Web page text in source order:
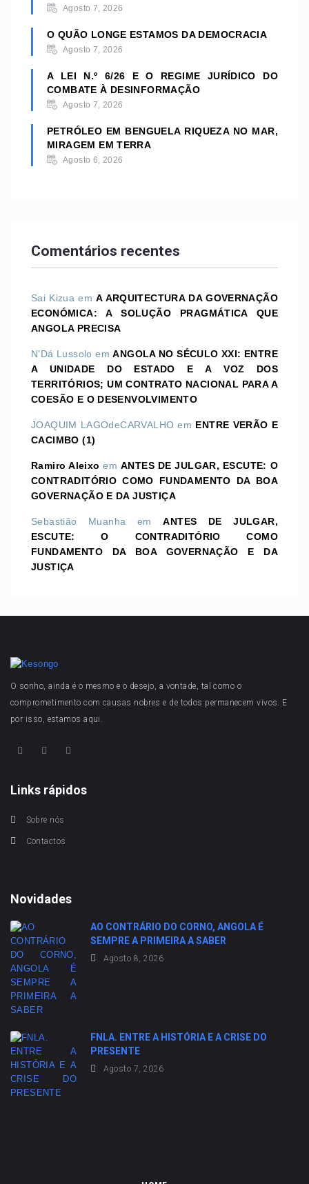
Agosto 7, 2026
O QUÃO LONGE ESTAMOS DA DEMOCRACIA
Agosto 7, 2026
A LEI N.º 6/26 E O REGIME JURÍDICO DO
COMBATE À DESINFORMAÇÃO
Agosto 7, 2026
PETRÓLEO EM BENGUELA RIQUEZA NO MAR,
MIRAGEM EM TERRA
Agosto 6, 2026
Comentários recentes
Sai Kizua emA ARQUITECTURA DA GOVERNAÇÃO
ECONÓMICA: A SOLUÇÃO PRAGMÁTICA QUE
ANGOLA PRECISA
N'Dá Lussolo emANGOLA NO SÉCULO XXI: ENTRE
A UNIDADE DO ESTADO E A VOZ DOS
TERRITÓRIOS; UM CONTRATO NACIONAL PARA A
COESÃO E O DESENVOLVIMENTO
JOAQUIM LAGOdeCARVALHO em ENTRE VERÃO E
CACIMBO (1)
Ramiro Aleixo emANTES DE JULGAR, ESCUTE: O
CONTRADITÓRIO COMO FUNDAMENTO DA BOA
GOVERNAÇÃO E DA JUSTIÇA
Sebastião Muanha emANTES DE JULGAR,
ESCUTE: O CONTRADITÓRIO COMO
FUNDAMENTO DA BOA GOVERNAÇÃO E DA
JUSTIÇA
O sonho, ainda é o mesmo e o desejo, a vontade, tal como o
comprometimento com causas nobres e de todos permanecem vivos. E
por isso, estamos aqui.
Links rápidos
Sobre nós
Contactos
Novidades
AO CONTRÁRIO DO CORNO, ANGOLA É
SEMPRE A PRIMEIRA A SABER
Agosto 8, 2026
FNLA. ENTRE A HISTÓRIA E A CRISE DO
PRESENTE
Agosto 7, 2026